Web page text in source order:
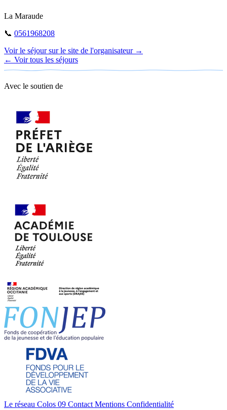
La Maraude
📞 0561968208
Voir le séjour sur le site de l'organisateur →
← Voir tous les séjours
Avec le soutien de
Le réseau Colos 09 Contact Mentions Confidentialité